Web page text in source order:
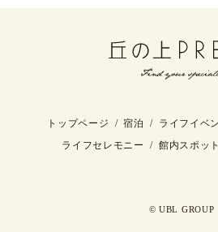
トップページ 宿泊 ライフイベ
ライフセレモニー
館内スポット
© UBL GROUP